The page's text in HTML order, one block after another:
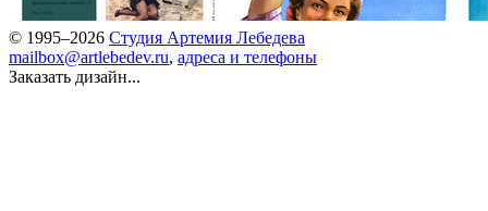
© 1995–2026 Студия Артемия Лебедева
mailbox@artlebedev.ru, адреса и телефоны
Заказать дизайн...